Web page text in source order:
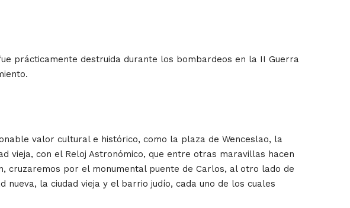
prácticamente destruida durante los bombardeos en la II Guerra
valor cultural e histórico, como la plaza de Wenceslao, la
vieja, con el Reloj Astronómico, que entre otras maravillas hacen
cruzaremos por el monumental puente de Carlos, al otro lado de
la ciudad vieja y el barrio judío, cada uno de los cuales